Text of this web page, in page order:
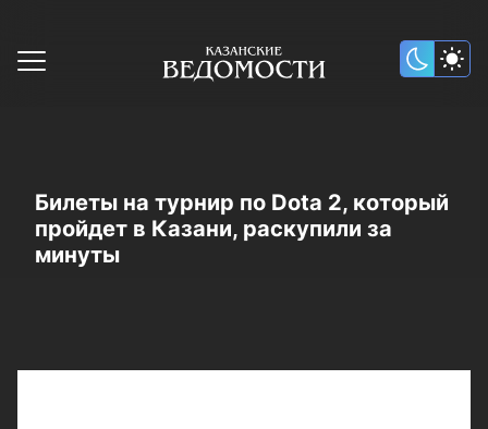
Билеты на турнир по Dota 2, который
пройдет в Казани, раскупили за
минуты